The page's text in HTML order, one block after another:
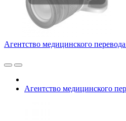
Агентство медицинского
Агентство медицинского